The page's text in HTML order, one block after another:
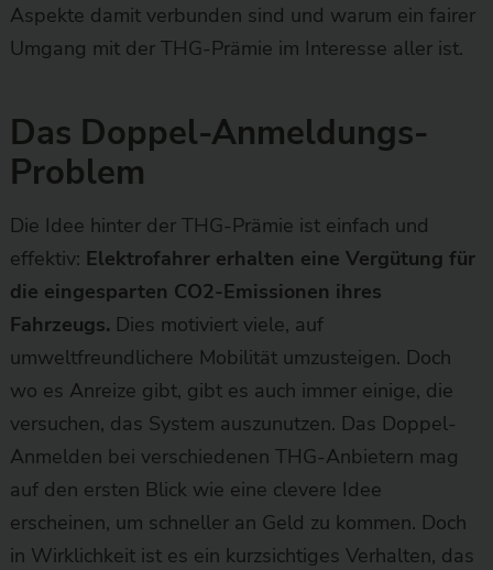
Aspekte damit verbunden sind und warum ein fairer
Umgang mit der THG-Prämie im Interesse aller ist.
Das Doppel-Anmeldungs-
Problem
Die Idee hinter der THG-Prämie ist einfach und
effektiv: Elektrofahrer erhalten eine Vergütung für
die eingesparten CO2-Emissionen ihres
Fahrzeugs. Dies motiviert viele, auf
umweltfreundlichere Mobilität umzusteigen. Doch
wo es Anreize gibt, gibt es auch immer einige, die
versuchen, das System auszunutzen. Das Doppel-
Anmelden bei verschiedenen THG-Anbietern mag
auf den ersten Blick wie eine clevere Idee
erscheinen, um schneller an Geld zu kommen. Doch
in Wirklichkeit ist es ein kurzsichtiges Verhalten, das